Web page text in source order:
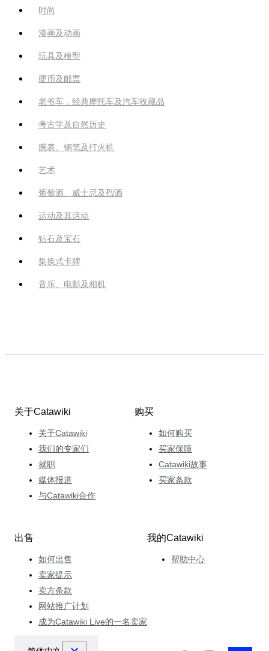
时尚
漫画及动画
玩具及模型
硬币及邮票
老爷车，经典摩托车及汽车收藏品
考古学及自然历史
腕表、钢笔及打火机
艺术
葡萄酒、威士忌及烈酒
运动及其活动
钻石及宝石
集换式卡牌
音乐、电影及相机
关于Catawiki
关于Catawiki
我们的专家们
就职
媒体报道
与Catawiki合作
购买
如何购买
买家保障
Catawiki故事
买家条款
出售
如何出售
卖家提示
卖方条款
网站推广计划
成为Catawiki Live的一名卖家
我的Catawiki
帮助中心